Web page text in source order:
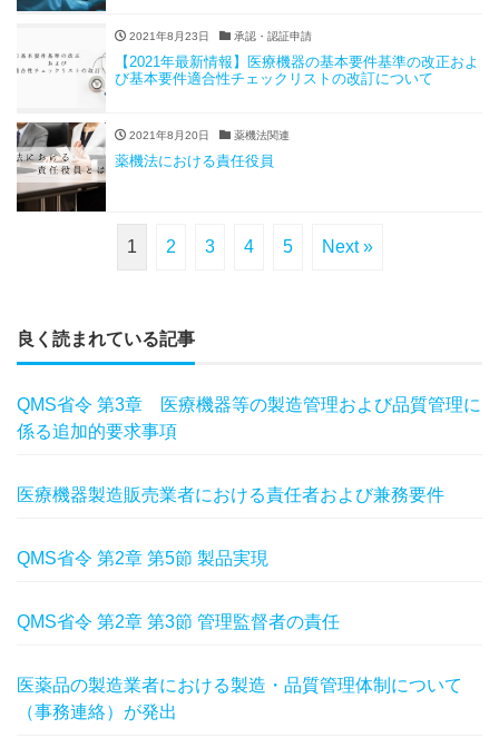
2021年8月23日 承認・認証申請
【2021年最新情報】医療機器の基本要件基準の改正およ
び基本要件適合性チェックリストの改訂について
2021年8月20日 薬機法関連
薬機法における責任役員
1 2 3 4 5 Next »
良く読まれている記事
QMS省令 第3章 医療機器等の製造管理および品質管理に
係る追加的要求事項
医療機器製造販売業者における責任者および兼務要件
QMS省令 第2章 第5節 製品実現
QMS省令 第2章 第3節 管理監督者の責任
医薬品の製造業者における製造・品質管理体制について
（事務連絡）が発出